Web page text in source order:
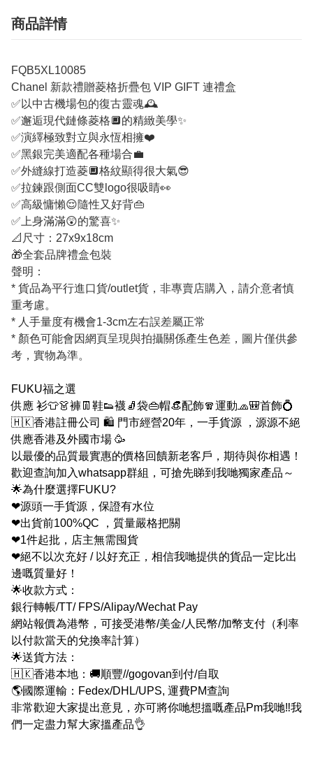
商品詳情
FQB5XL10085
Chanel 新款禮贈菱格折疊包 VIP GIFT 連禮盒
✅以中古機場包的復古靈魂🕰️
✅邂逅現代鏈條菱格🔲的精緻美學✨
✅演繹極致對立與永恆相擁❤️
✅黑銀完美適配各種場合💼
✅外縫線打造菱🔲格紋顯得很大氣😎
✅拉鍊跟側面CC雙logo很吸睛👀
✅高級慵懶😌隨性又好背👜
✅上身滿滿😲的驚喜✨
📐尺寸：27x9x18cm
🎁全套品牌禮盒包裝
聲明：
* 貨品為平行進口貨/outlet貨，非專賣店購入，請介意者慎
重考慮。
* 人手量度有機會1-3cm左右誤差屬正常
* 顏色可能會因網頁呈現與拍攝關係產生色差，圖片僅供參
考，實物為準。
FUKU福之選
供應 衫👕👗褲👖鞋👟襪🧦袋👜帽👒配飾🧣運動🧢🎒首飾💍
🇭🇰香港註冊公司 🛍 門市經營20年，一手貨源 ，源源不絕
供應香港及外國市場 🥳
以最優的品質最實惠的價格回饋新老客戶，期待與你相遇！
歡迎查詢加入whatsapp群組，可搶先睇到我哋獨家產品～
🌟為什麼選擇FUKU?
❤源頭一手貨源，保證有水位
❤出貨前100%QC ，質量嚴格把關
❤1件起批，店主無需囤貨
❤絕不以次充好 / 以好充正，相信我哋提供的貨品一定比出
邊嘅質量好！
🌟收款方式：
銀行轉帳/TT/ FPS/Alipay/Wechat Pay
網站報價為港幣，可接受港幣/美金/人民幣/加幣支付（利率
以付款當天的兌換率計算）
🌟送貨方法：
🇭🇰香港本地：🚚順豐//gogovan到付/自取
🌎國際運輸：Fedex/DHL/UPS, 運費PM查詢
非常歡迎大家提出意見，亦可將你哋想搵嘅產品Pm我哋‼我
們一定盡力幫大家搵產品👌